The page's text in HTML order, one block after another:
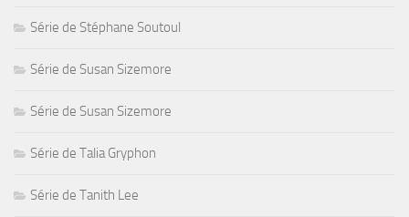
Série de Stéphane Soutoul
Série de Susan Sizemore
Série de Susan Sizemore
Série de Talia Gryphon
Série de Tanith Lee